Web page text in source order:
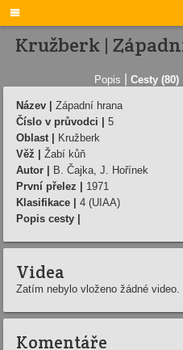

Kružberk |
Popis Cesty (80)
Název |
Západní hrana
Číslo v průvodci |
5
Oblast |
Kružberk
Věž |
Žabí kůň
Autor |
B. Čajka, J. Hořínek
První přelez |
1971
Klasifikace |
4 (UIAA)
Popis cesty |
Videa
Zatím nebylo vloženo žádné video.
Komentáře